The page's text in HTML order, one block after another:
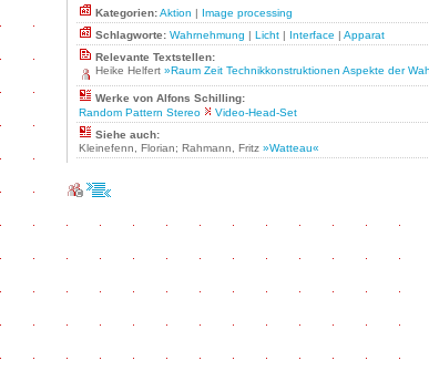
Kategorien:Aktion | Image processing
Schlagworte: Wahrnehmung | Licht | Interface | Apparat
Relevante Textstellen:
Heike Helfert »Raum Zeit Technikkonstruktionen Aspekte der
Werke von Alfons Schilling:
Random Pattern Stereo
Video-Head-Set
Siehe auch:
Kleinefenn, Florian; Rahmann, Fritz »Watteau«